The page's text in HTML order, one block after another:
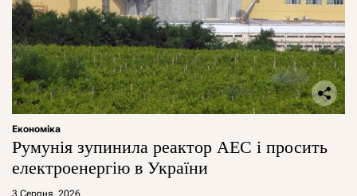
Економіка
Румунія зупинила реактор АЕС і просить
електроенергію в України
3 Серпня, 2026